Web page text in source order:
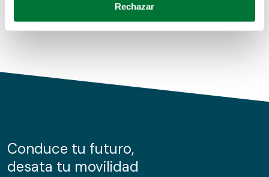
Obtenga más información sobre cómo se procesan sus
de cookies.
información sobre el uso que haga del sitio web con
nuestros partners de redes sociales, publicidad y análisis
Rechazar
Conduce tu futuro,
desata tu movilidad